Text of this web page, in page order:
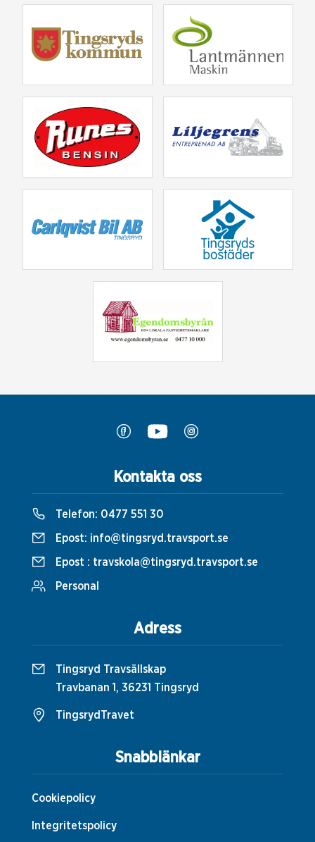
Snabblänkar
Cookiepolicy
Integritetspolicy
Kontakta oss
Telefon: 0477 551 30
Epost: info@tingsryd.travsport.se
Epost : travskola@tingsryd.travsport.se
Personal
Adress
Tingsryd Travsällskap
Travbanan 1, 36231 Tingsryd
TingsrydTravet